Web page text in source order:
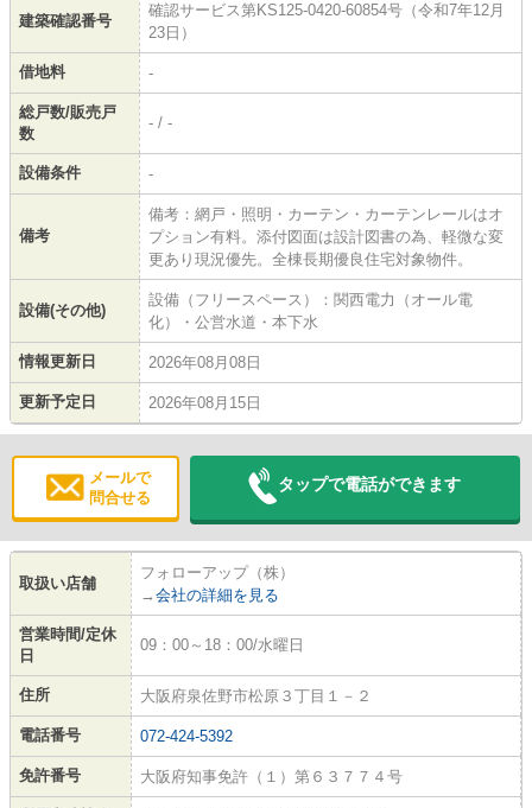
建築確認番号
確認サービス第KS125-0420-60854号（令和7年12月
23日）
借地料 -
総戸数/販売戸
数
- / -
設備条件 -
備考
備考：網戸・照明・カーテン・カーテンレールはオ
プション有料。添付図面は設計図書の為、軽微な変
更あり現況優先。全棟長期優良住宅対象物件。
設備(その他)
設備（フリースペース）：関西電力（オール電
化）・公営水道・本下水
情報更新日 2026年08月08日
更新予定日 2026年08月15日
メールで
問合せる
タップで電話ができます
取扱い店舗
フォローアップ（株）
→ 会社の詳細を見る
営業時間/定休
日
09：00～18：00/水曜日
住所 大阪府泉佐野市松原３丁目１－２
電話番号 072-424-5392
免許番号 大阪府知事免許（１）第６３７７４号